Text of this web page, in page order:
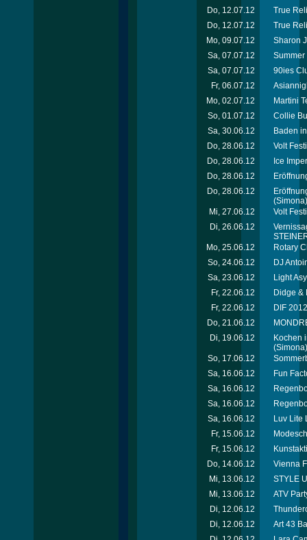
Do, 12.07.12
True
Do, 12.07.12
True
Mo, 09.07.12
Sharon
Sa, 07.07.12
Sa, 07.07.12
90ies
Fr, 06.07.12
Mo, 02.07.12
Martini
So, 01.07.12
Collie
Sa, 30.06.12
Baden
Do, 28.06.12
Volt
Do, 28.06.12
Ice
Do, 28.06.12
Do, 28.06.12
(Simona)
Mi, 27.06.12
Volt
Di, 26.06.12
Mo, 25.06.12
Rotary
So, 24.06.12
DJ
Sa, 23.06.12
Light
Fr, 22.06.12
Didge &
Fr, 22.06.12
DIF
Do, 21.06.12
Di, 19.06.12
Kochen
(Simona)
So, 17.06.12
Sa, 16.06.12
Fun
Sa, 16.06.12
Sa, 16.06.12
Sa, 16.06.12
Luv Lite
Fr, 15.06.12
Fr, 15.06.12
Do, 14.06.12
Vienna
Mi, 13.06.12
STYLE
Mi, 13.06.12
ATV
Di, 12.06.12
Di, 12.06.12
Art 43